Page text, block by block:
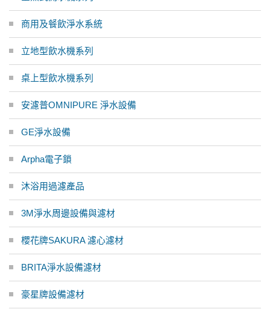
商用及餐飲淨水系統
立地型飲水機系列
桌上型飲水機系列
安濾普OMNIPURE 淨水設備
GE淨水設備
Arpha電子鎖
沐浴用過濾產品
3M淨水周邊設備與濾材
櫻花牌SAKURA 濾心濾材
BRITA淨水設備濾材
豪星牌設備濾材